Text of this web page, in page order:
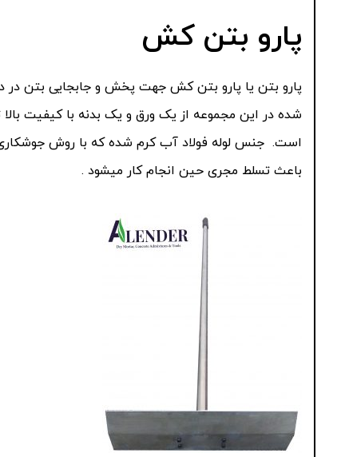
پارو بتن کش
پارو بتن یا پارو بتن کش جهت پخش و جابجایی بتن در
باعث تسلط مجری حین انجام کار میشود .